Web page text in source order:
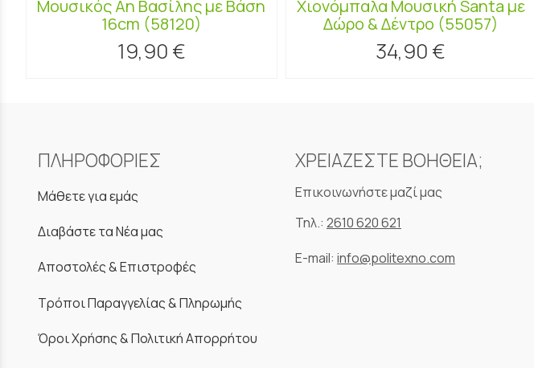
Μουσικός Αη Βασίλης με Βάση
16cm (58120)
19,90 €
Χιονόμπαλα Μουσική Santa με
Δώρο & Δέντρο (55057)
34,90 €
ΠΛΗΡΟΦΟΡΙΕΣ
Μάθετε για εμάς
Διαβάστε τα Νέα μας
Αποστολές & Επιστροφές
Τρόποι Παραγγελίας & Πληρωμής
Όροι Χρήσης & Πολιτική Απορρήτου
ΧΡΕΙΑΖΕΣΤΕ ΒΟΗΘΕΙΑ;
Επικοινωνήστε μαζί μας
Τηλ.: 2610 620 621
E-mail: info@politexno.com